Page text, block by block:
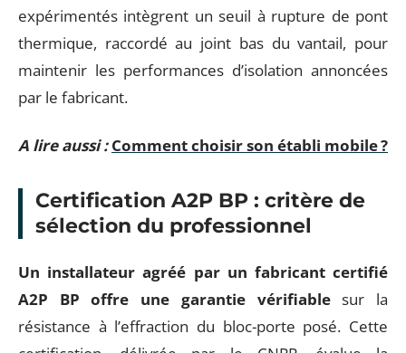
expérimentés intègrent un seuil à rupture de pont
thermique, raccordé au joint bas du vantail, pour
maintenir les performances d’isolation annoncées
par le fabricant.
A lire aussi : Comment choisir son établi mobile ?
Certification A2P BP : critère de
sélection du professionnel
Un installateur agréé par un fabricant certifié
A2P BP offre une garantie vérifiablesur la
résistance à l’effraction du bloc-porte posé. Cette